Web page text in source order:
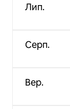
Лип.
Серп.
Вер.